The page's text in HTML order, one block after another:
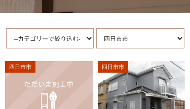
四日市市 四日市市